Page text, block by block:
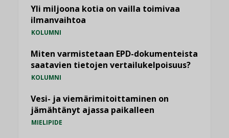
Yli miljoona kotia on vailla toimivaa
ilmanvaihtoa
KOLUMNI
Miten varmistetaan EPD-dokumenteista
saatavien tietojen vertailukelpoisuus?
KOLUMNI
Vesi- ja viemärimitoittaminen on
jämähtänyt ajassa paikalleen
MIELIPIDE